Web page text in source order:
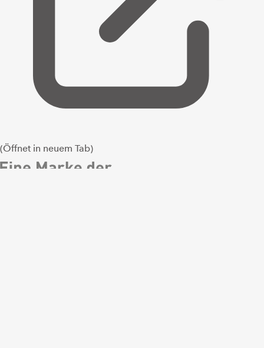
(Öffnet in neuem Tab)